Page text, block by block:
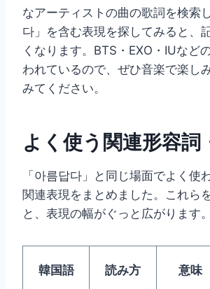
なアーティストの曲の歌詞を検索
다」を含む表現を探してみると、
くなります。BTS・EXO・IUなど
われているので、ぜひ音楽で楽し
みてください。
よく使う関連形容詞
「아름답다」と同じ場面でよく使
関連表現をまとめました。これら
と、表現の幅がぐっと広がります。
韓国語 読み方 意味